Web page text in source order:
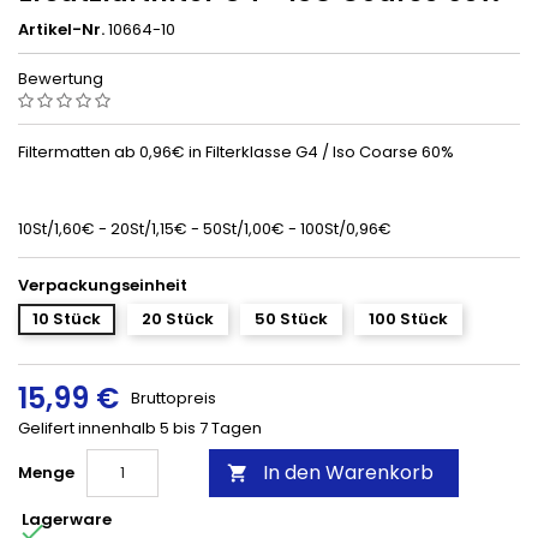
Artikel-Nr.10664-10
Bewertung
Filtermatten ab 0,96€ in Filterklasse G4 / Iso Coarse 60%
10St/1,60€ - 20St/1,15€ - 50St/1,00€ - 100St/0,96€
Verpackungseinheit
10 Stück
20 Stück 50 Stück 100 Stück
15,99 € Bruttopreis
Gelifert innenhalb 5 bis 7 Tagen
Menge
 In den Warenkorb

Lagerware